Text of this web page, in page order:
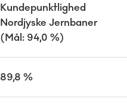
Kundepunktlighed
Nordjyske Jernbaner
(Mål: 94,0 %)
89,8 %